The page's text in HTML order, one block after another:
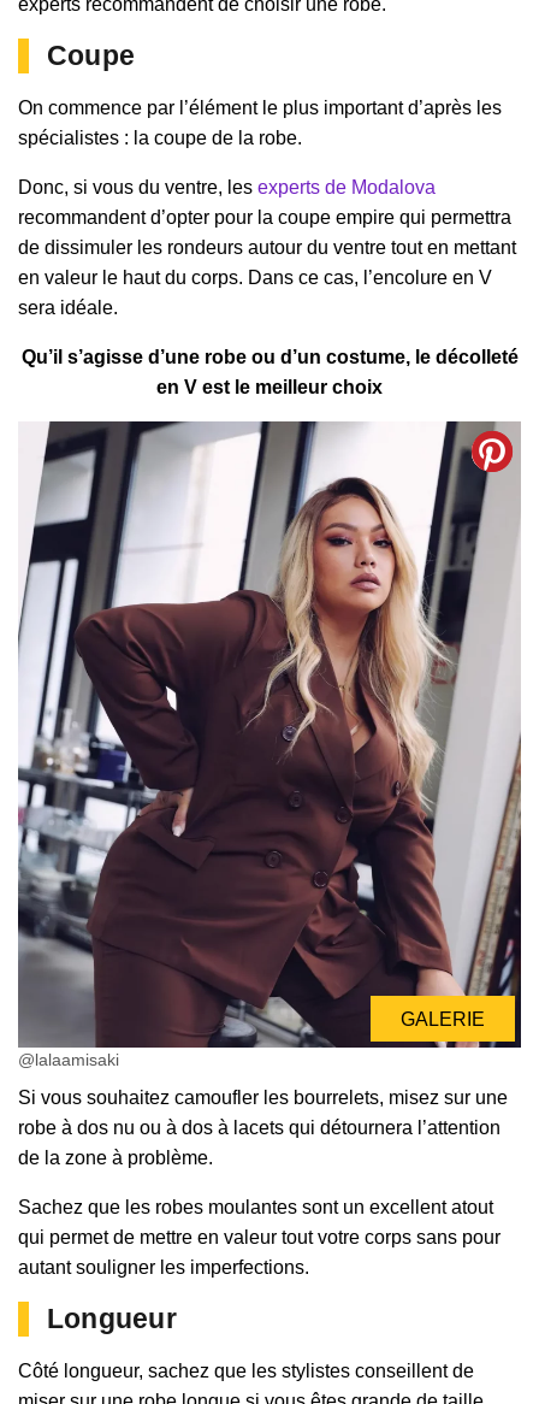
experts recommandent de choisir une robe.
Coupe
On commence par l’élément le plus important d’après les
spécialistes : la coupe de la robe.
Donc, si vous du ventre, les experts de Modalova
recommandent d’opter pour la coupe empire qui permettra
de dissimuler les rondeurs autour du ventre tout en mettant
en valeur le haut du corps. Dans ce cas, l’encolure en V
sera idéale.
Qu’il s’agisse d’une robe ou d’un costume, le décolleté
en V est le meilleur choix
@lalaamisaki
GALERIE
Si vous souhaitez camoufler les bourrelets, misez sur une
robe à dos nu ou à dos à lacets qui détournera l’attention
de la zone à problème.
Sachez que les robes moulantes sont un excellent atout
qui permet de mettre en valeur tout votre corps sans pour
autant souligner les imperfections.
Longueur
Côté longueur, sachez que les stylistes conseillent de